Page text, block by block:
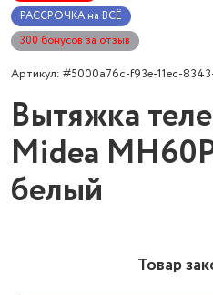
РАССРОЧКА на ВСЁ
300 бонусов за отзыв
Артикул: #5000a76c-f93e-11ec-
Вытяжка
Midea
белый
Товар